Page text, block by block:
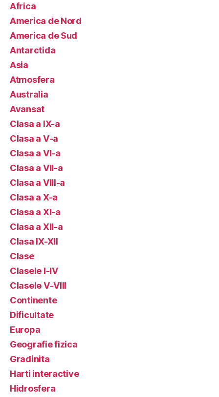
Africa
America de Nord
America de Sud
Antarctida
Asia
Atmosfera
Australia
Avansat
Clasa a IX-a
Clasa a V-a
Clasa a VI-a
Clasa a VII-a
Clasa a VIII-a
Clasa a X-a
Clasa a XI-a
Clasa a XII-a
Clasa IX-XII
Clase
Clasele I-IV
Clasele V-VIII
Continente
Dificultate
Europa
Geografie fizica
Gradinita
Harti interactive
Hidrosfera